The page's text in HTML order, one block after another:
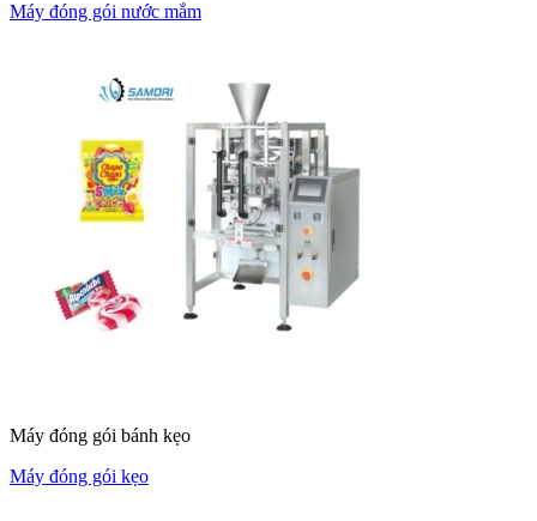
Máy đóng gói nước mắm
Máy đóng gói bánh kẹo
Máy đóng gói kẹo